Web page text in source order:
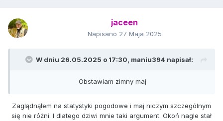
jaceen
Napisano 27 Maja 2025
W dniu 26.05.2025 o 17:30, maniu394 napisał:
Obstawiam zimny maj
Zaglądnąłem na statystyki pogodowe i maj niczym szczególnym
się nie różni. I dlatego dziwi mnie taki argument. Okoń nagle stał